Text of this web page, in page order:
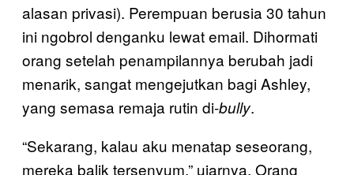
alasan privasi). Perempuan berusia 30 tahun
ini ngobrol denganku lewat email. Dihormati
orang setelah penampilannya berubah jadi
menarik, sangat mengejutkan bagi Ashley,
yang semasa remaja rutin di-bully.
“Sekarang, kalau aku menatap seseorang,
mereka balik tersenyum,” ujarnya. Orang